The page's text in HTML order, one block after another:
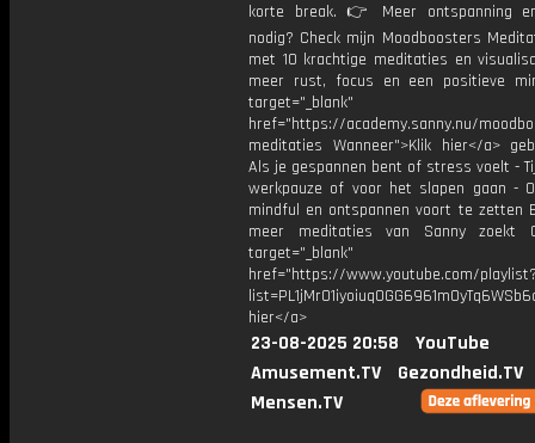
korte break. 👉 Meer ontspanning
nodig? Check mijn Moodboosters
met 10 krachtige meditaties en
meer rust, focus en een positieve
target="_blank"
href="https://academy.sanny.nu/
meditaties Wanneer">Klik hier</a>
Als je gespannen bent of stress voelt -
werkpauze of voor het slapen gaan -
mindful en ontspannen voort te zetten
meer meditaties van Sanny zoekt
target="_blank"
href="https://www.youtube.com/
hier</a>
23-08-2025 20:58
YouTube
Amusement.TV
Gezondheid.TV
Mensen.TV